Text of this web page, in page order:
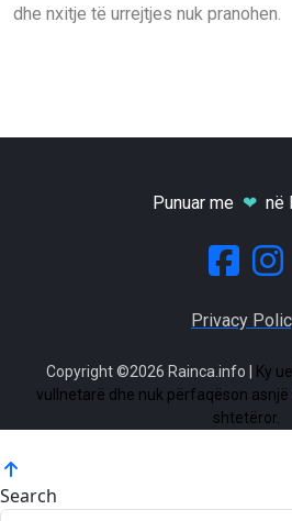
dhe nxitje të urrejtjes nuk pranohen.
Punuar me ❤në
Privacy
Copyright ©2026 Rainca.info |
Ky
vullnetarë dhe nuk përfaqëson
shtetëror.
Search